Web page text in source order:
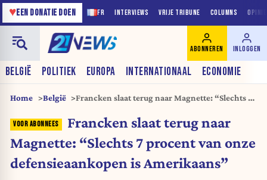
FR INTERVIEWS VRIJE TRIBUNE COLUMNS
♥EEN DONATIE DOEN
BELGIË POLITIEK EUROPA INTERNATIONAAL ECONOMIE
ABONNEREN INLOGGEN
Home België
Francken slaat terug naar Magnette: “Slechts 7
Amerikaans”
Francken slaat terug naar
Magnette: “Slechts 7 procent van onze
defensieaankopen is Amerikaans”